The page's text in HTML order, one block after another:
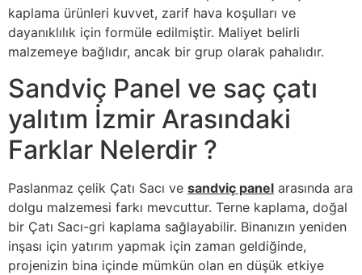
kaplama ürünleri kuvvet, zarif hava koşulları ve
dayanıklılık için formüle edilmiştir. Maliyet belirli
malzemeye bağlıdır, ancak bir grup olarak pahalıdır.
Sandviç Panel ve saç çatı
yalıtım İzmir Arasındaki
Farklar Nelerdir ?
Paslanmaz çelik Çatı Sacı ve sandviç panel arasında ara
dolgu malzemesi farkı mevcuttur. Terne kaplama, doğal
bir Çatı Sacı-gri kaplama sağlayabilir. Binanızın yeniden
inşası için yatırım yapmak için zaman geldiğinde,
projenizin bina içinde mümkün olan en düşük etkiye